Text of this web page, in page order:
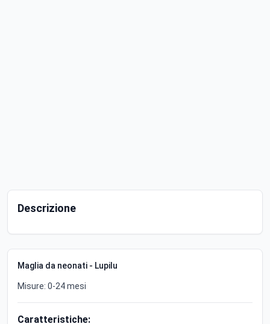
Descrizione
Maglia da neonati - Lupilu
Misure: 0-24 mesi
Caratteristiche: